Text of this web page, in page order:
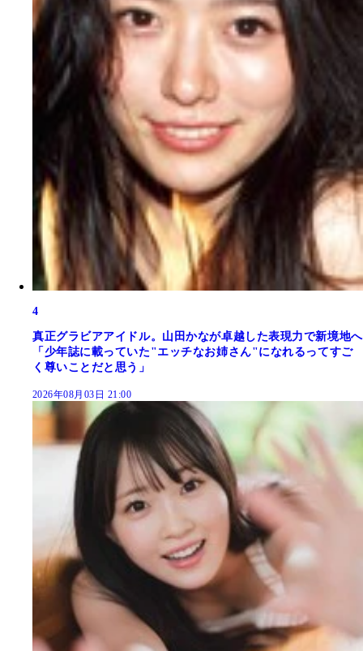
4
真正グラビアアイドル。山田かなが卓越した表現力で新境地へ
「少年誌に載っていた"エッチなお姉さん"になれるってすご
く尊いことだと思う」
2026年08月03日 21:00